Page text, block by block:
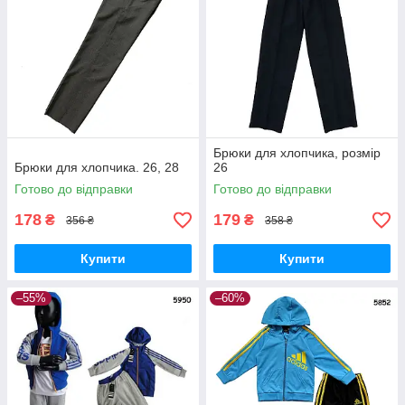
Брюки для хлопчика. 26, 28
Готово до відправки
178 ₴ 356 ₴
Купити
Брюки для хлопчика, розмір
26
Готово до відправки
179 ₴ 358 ₴
Купити
–55% –60%